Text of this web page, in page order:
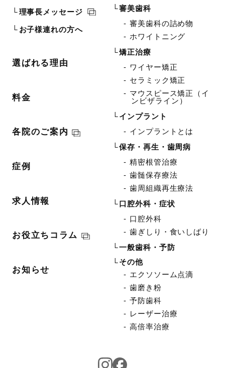
理事長メッセージ
お子様連れの方へ
選ばれる理由
料金
各院のご案内
症例
求人情報
お役立ちコラム
お知らせ
審美歯科
審美歯科の詰め物
ホワイトニング
矯正治療
ワイヤー矯正
セラミック矯正
マウスピース矯正（イ
ンビザライン）
インプラント
インプラントとは
保存・再生・歯周病
精密根管治療
歯髄保存療法
歯周組織再生療法
口腔外科・症状
口腔外科
歯ぎしり・食いしばり
一般歯科・予防
その他
エクソソーム点滴
歯磨き粉
予防歯科
レーザー治療
高倍率治療